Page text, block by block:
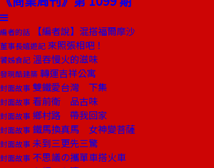
編者的話 【編者說】混搭福爾摩沙
董事長嬉遊記 來照張相吧！
饕姊食記 溫吞慢火的滋味
發現酷建築 轉運吉祥公寓
封面故事 雙鐵愛台灣 下集
封面故事 看前衛 品古味
封面故事 鄉村路 帶我回家
封面故事 鐵馬換真馬 女神變菩薩
封面故事 未到三更先三驚
封面故事 不思議の攜單車搭火車